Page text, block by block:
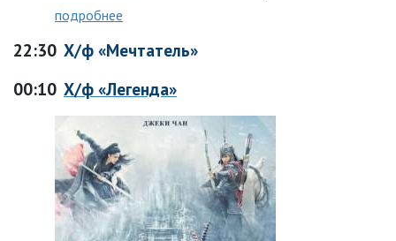
подробнее
22:30 Х/ф «Мечтатель»
00:10 Х/ф «Легенда»